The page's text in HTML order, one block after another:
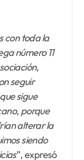
con toda la
número 11
seguir
sigue
porque
alterar la
siendo
”, expresó